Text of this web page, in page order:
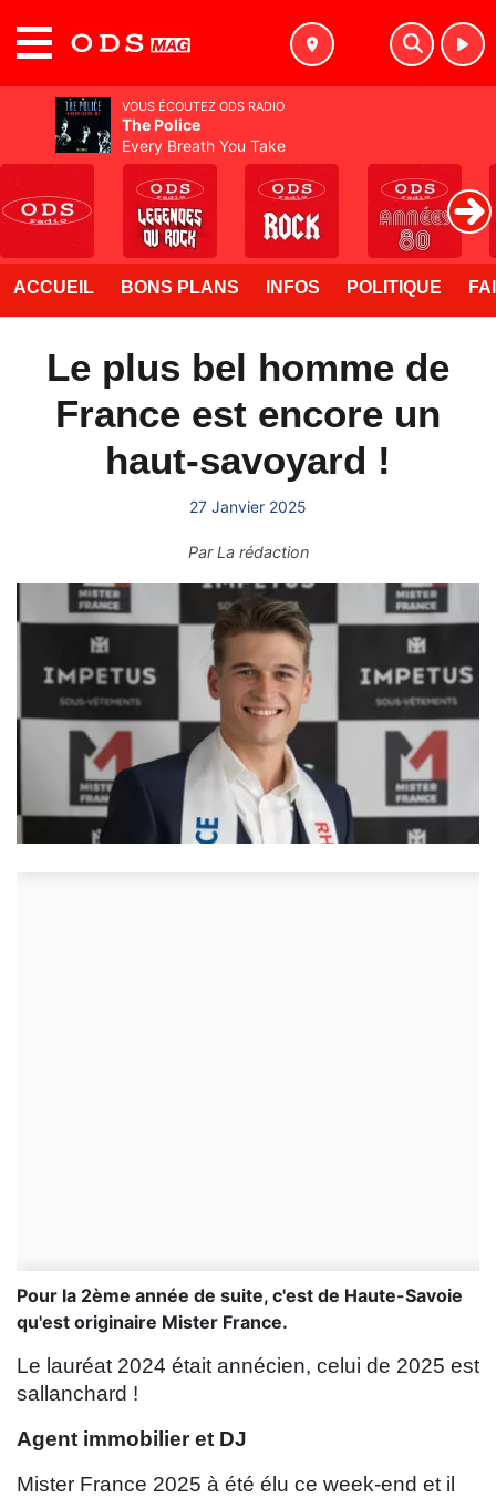
ACCUEIL BONS PLANS INFOS POLITIQUE
Le plus bel homme de
France est encore un
haut-savoyard !
27 Janvier 2025
ParLa rédaction
Pour la 2ème année de suite, c'est de Haute-Savoie
qu'est originaire Mister France.
Le lauréat 2024 était annécien, celui de 2025 est
sallanchard !
Agent immobilier et DJ
Mister France 2025 à été élu ce week-end et il
VOUS ÉCOUTEZ ODS RADIO
The Police
Every Breath You Take